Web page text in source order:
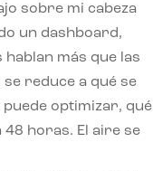
sobre mi cabeza
un dashboard,
más que las
reduce a qué se
optimizar, qué
horas. El aire se